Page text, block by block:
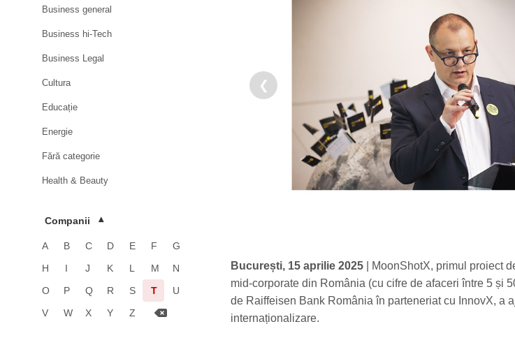
Business general
Business hi-Tech
Business Legal
Cultura
Educație
Energie
Fără categorie
Health & Beauty
Imobiliare
Companii ▾
A B C D E F
G
H
I J K L M
N
O
P Q R S T
U
V
W X Y Z
❮
București, 15 aprilie 2025 | MoonShotX, primul proiect
mid-corporate din România (cu cifre de afaceri între 5 și
de Raiffeisen Bank România în parteneriat cu InnovX, a
internaționalizare.